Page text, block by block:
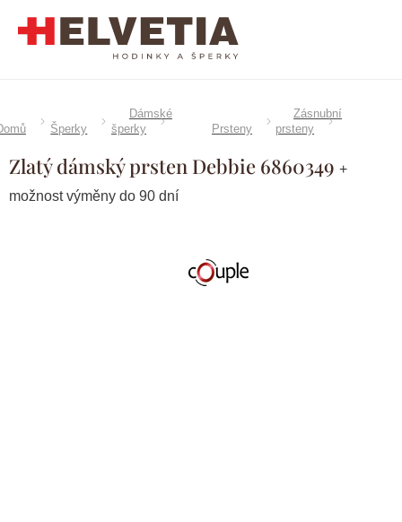
Šperky
Dámské
šperky
Prsteny
Zásnubní
prsteny
Zlatý dámský prsten Debbie 6860349 +
možnost výměny do 90 dní
Značka:Couple